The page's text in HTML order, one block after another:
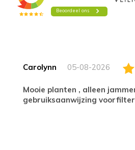
Carolynn 05-08-2026
Mooie planten , alleen jammer geen
gebruiksaanwijzing voorfilter